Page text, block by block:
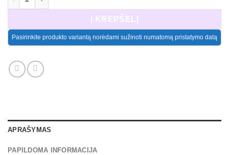
Į KREPŠELĮ
Pasirinkite produkto variantą norėdami sužinoti numatomą pristatymo datą
APRAŠYMAS
PAPILDOMA INFORMACIJA